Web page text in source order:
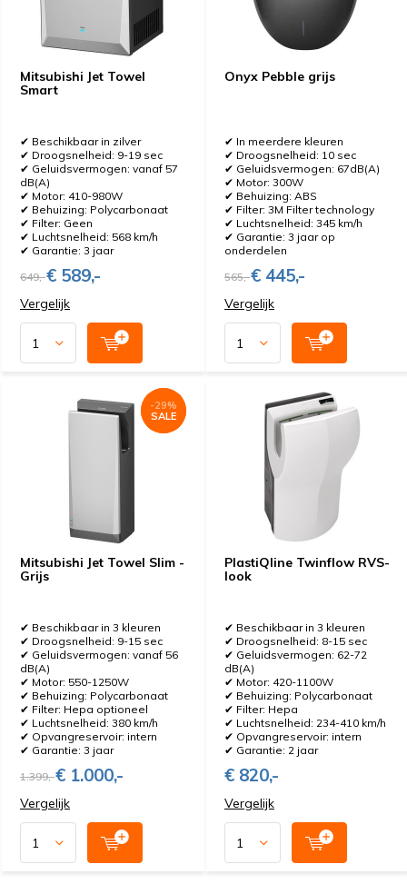
Mitsubishi Jet Towel
Smart
✔ Beschikbaar in zilver
✔ Droogsnelheid: 9-19 sec
✔ Geluidsvermogen: vanaf 57
dB(A)
✔ Motor: 410-980W
✔ Behuizing: Polycarbonaat
✔ Filter: Geen
✔ Luchtsnelheid: 568 km/h
✔ Garantie: 3 jaar
649,-€ 589,-
Vergelijk
Onyx Pebble grijs
✔ In meerdere kleuren
✔ Droogsnelheid: 10 sec
✔ Geluidsvermogen: 67dB(A)
✔ Motor: 300W
✔ Behuizing: ABS
✔ Filter: 3M Filter technology
✔ Luchtsnelheid: 345 km/h
✔ Garantie: 3 jaar op
onderdelen
565,-€ 445,-
Vergelijk
Mitsubishi Jet Towel Slim -
Grijs
✔ Beschikbaar in 3 kleuren
✔ Droogsnelheid: 9-15 sec
✔ Geluidsvermogen: vanaf 56
dB(A)
✔ Motor: 550-1250W
✔ Behuizing: Polycarbonaat
✔ Filter: Hepa optioneel
✔ Luchtsnelheid: 380 km/h
✔ Opvangreservoir: intern
✔ Garantie: 3 jaar
1.399,-€ 1.000,-
-29%
SALE
Vergelijk
-29%
SALE
PlastiQline Twinflow RVS-
look
✔ Beschikbaar in 3 kleuren
✔ Droogsnelheid: 8-15 sec
✔ Geluidsvermogen: 62-72
dB(A)
✔ Motor: 420-1100W
✔ Behuizing: Polycarbonaat
✔ Filter: Hepa
✔ Luchtsnelheid: 234-410 km/h
✔ Opvangreservoir: intern
✔ Garantie: 2 jaar
€ 820,-
Vergelijk